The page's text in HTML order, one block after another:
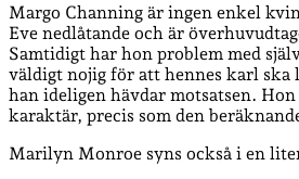
Margo Channing är ingen enkel
Eve nedlåtande och är
Samtidigt har hon problem med
väldigt nojig för att hennes karl ska
han ideligen hävdar motsatsen.
karaktär, precis som den
Marilyn Monroe syns också i en